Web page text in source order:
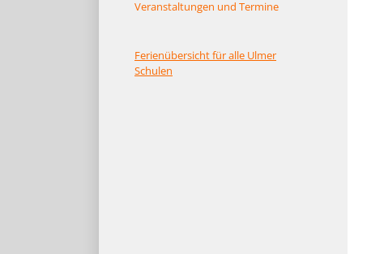
Veranstaltungen und Termine
Ferienübersicht für alle Ulmer
Schulen